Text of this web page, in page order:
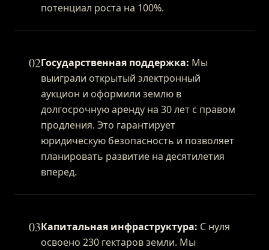
потенциал роста на 100%.
02Государственная поддержка: Мы
выиграли открытый электронный
аукцион и оформили землю в
долгосрочную аренду на 30 лет с правом
продления. Это гарантирует
юридическую безопасность и позволяет
планировать развитие на десятилетия
вперед.
03Капитальная инфраструктура: С нуля
освоено 230 гектаров земли. Мы